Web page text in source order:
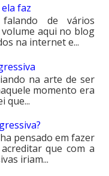
faz
de vários
aqui no blog
na internet e...
na arte de ser
momento era
que...
pensado em fazer
que com a
iriam...